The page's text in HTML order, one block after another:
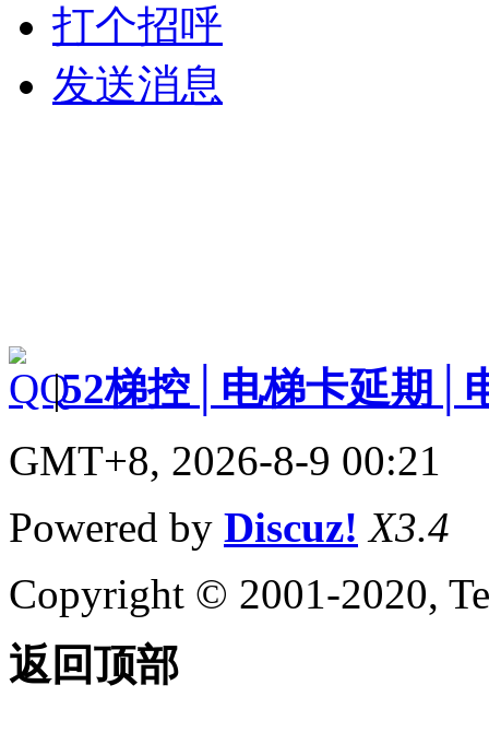
打个招呼
发送消息
|52梯控│电梯卡延期│
GMT+8, 2026-8-9 00:21
Powered by Discuz! X3.4
Copyright © 2001-2020,
返回顶部